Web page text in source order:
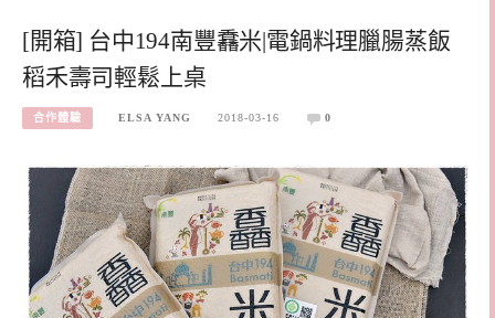
[開箱] 台中194南豐馫米|電鍋料理臘腸蒸飯
稻禾壽司輕鬆上桌
合作體驗 ELSA YANG 2018-03-16 0